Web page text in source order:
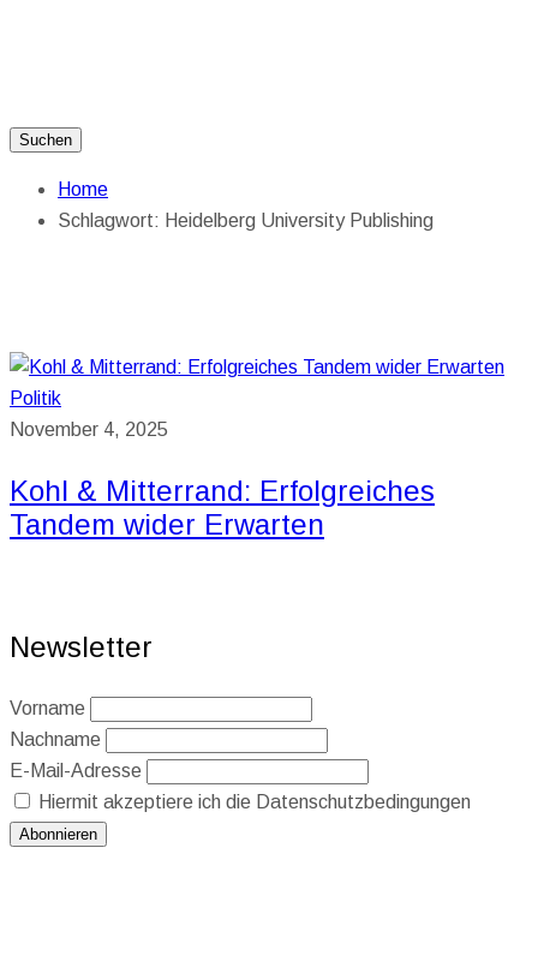
Suchen
Home
Schlagwort: Heidelberg University Publishing
Politik
November 4, 2025
Kohl & Mitterrand: Erfolgreiches
Tandem wider Erwarten
Newsletter
Vorname
Nachname
E-Mail-Adresse
Hiermit akzeptiere ich die Datenschutzbedingungen